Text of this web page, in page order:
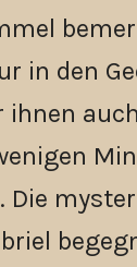
in den
ihnen
Die